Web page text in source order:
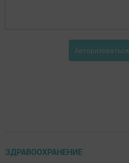
Авторизоваться
ЗДРАВООХРАНЕНИЕ